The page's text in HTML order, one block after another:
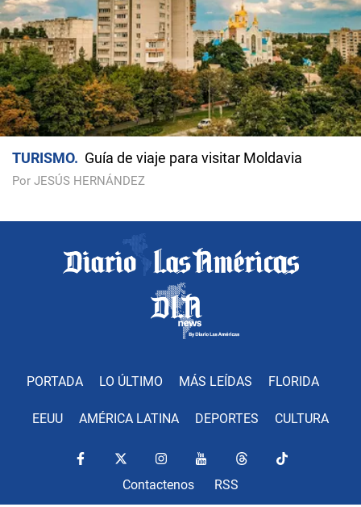
TURISMO Guía de viaje para visitar Moldavia
Por JESÚS HERNÁNDEZ
PORTADA LO ÚLTIMO MÁS LEÍDAS FLORIDA
EEUU AMÉRICA LATINA DEPORTES CULTURA
Contactenos RSS